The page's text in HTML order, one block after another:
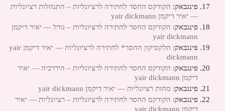
פינגבאק: הקודקס החסר לחתירה לרציונליות – התנהלות רציונליות
— יאיר דיקמן yair dickmann
פינגבאק: הקודקס החסר לחתירה לרציונליות – גורל — יאיר דיקמן
yair dickmann
פינגבאק:
הלקסיקון החסר* לחתירה לרציונליות — יאיר דיקמן yair
dickmann
פינגבאק: הקודקס החסר לחתירה לרציונליות – היררכיה — יאיר
דיקמן yair dickmann
פינגבאק: מהות רציונליות — יאיר דיקמן yair dickmann
פינגבאק: הקודקס החסר לחתירה לרציונליות – רציונליות — יאיר
דיקמן yair dickmann